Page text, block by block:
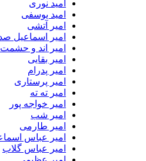
امید نوری
امید یوسفی
امیر آتشی
امیر اسماعیل صدفی
امیر اند و حشمت فغانی
امیر بقایی
امیر پدرام
امیر پرستاری
امیر ته ته
امیر خواجه پور
امیر شب
امیر طارمی
امیر عباس اسماعیلی
امیر عباس گلاب